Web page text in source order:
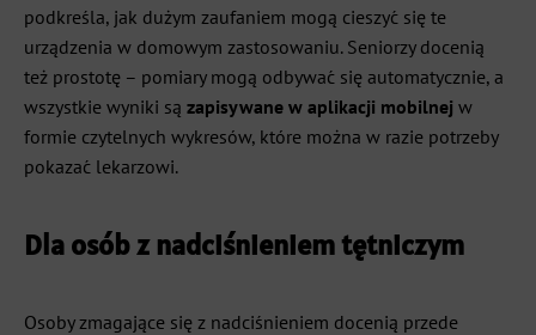
podkreśla, jak dużym zaufaniem mogą cieszyć się te
urządzenia w domowym zastosowaniu. Seniorzy docenią
też prostotę – pomiary mogą odbywać się automatycznie, a
wszystkie wyniki są zapisywane w aplikacji mobilnej w
formie czytelnych wykresów, które można w razie potrzeby
pokazać lekarzowi.
Dla osób z nadciśnieniem tętniczym
Osoby zmagające się z nadciśnieniem docenią przede